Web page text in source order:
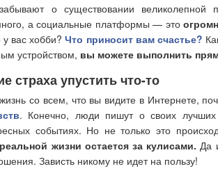
о существовании
а социальные платформы — это
у вас хобби?Что приносит вам счастье?
устройством, вы можете выполнить
страха упустить что-то
со всем, что вы видите в Интернете,
. Конечно, люди пишут о своих лучших
событиях. Но не только это
жизни остается за кулисами. Да
Зависть никому не идет на пользу!